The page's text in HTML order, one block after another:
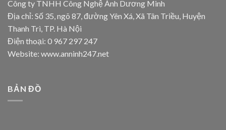
Công ty TNHH Công Nghệ Ánh Dương Minh
Địa chỉ: Số 35, ngõ 87, đường Yên Xá, Xã Tân Triều, Huyện
Thanh Trì, TP. Hà Nội
Điện thoại: 0 967 297 247
Website: www.anninh247.net
BẢN ĐỒ